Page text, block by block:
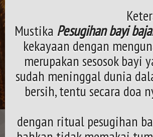
Mustika Pesugihan bayi
kekayaan dengan
merupakan sesosok
sudah meninggal dunia
bersih, tentu secara doa
dengan ritual pesugihan